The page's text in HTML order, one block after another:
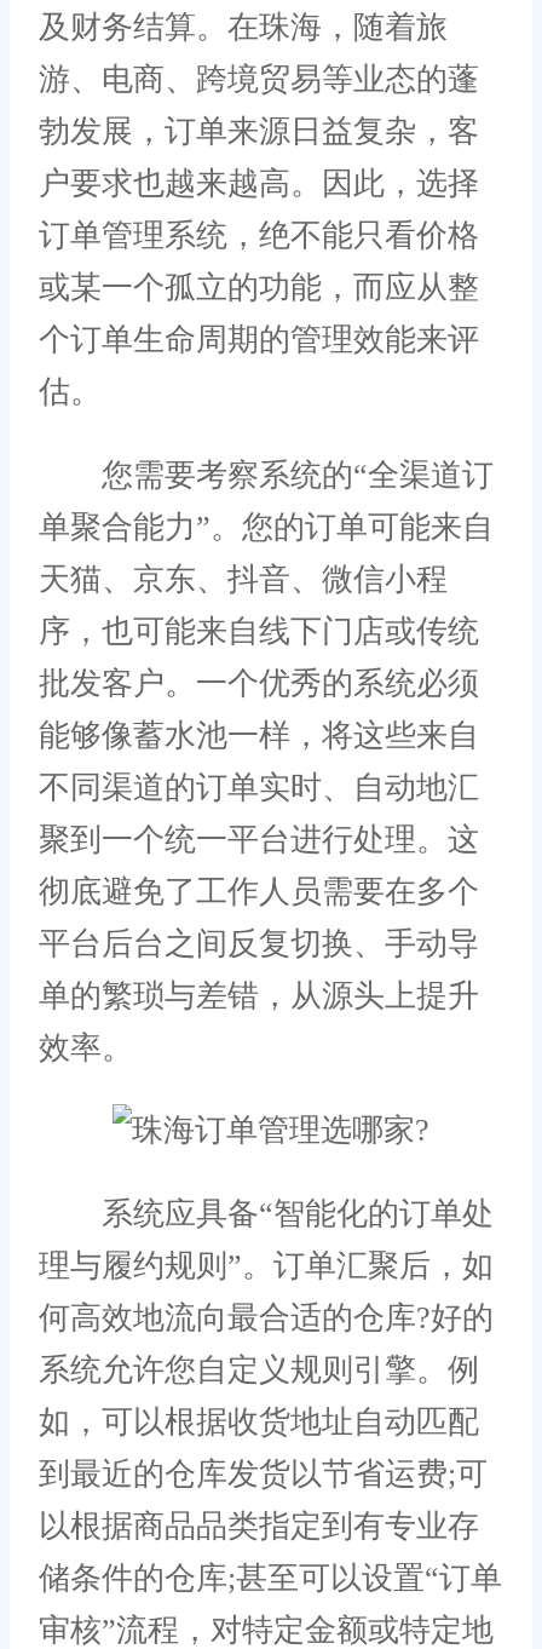
及财务结算。在珠海，随着旅
游、电商、跨境贸易等业态的蓬
勃发展，订单来源日益复杂，客
户要求也越来越高。因此，选择
订单管理系统，绝不能只看价格
或某一个孤立的功能，而应从整
个订单生命周期的管理效能来评
估。
您需要考察系统的“全渠道订
单聚合能力”。您的订单可能来自
天猫、京东、抖音、微信小程
序，也可能来自线下门店或传统
批发客户。一个优秀的系统必须
能够像蓄水池一样，将这些来自
不同渠道的订单实时、自动地汇
聚到一个统一平台进行处理。这
彻底避免了工作人员需要在多个
平台后台之间反复切换、手动导
单的繁琐与差错，从源头上提升
效率。
系统应具备“智能化的订单处
理与履约规则”。订单汇聚后，如
何高效地流向最合适的仓库?好的
系统允许您自定义规则引擎。例
如，可以根据收货地址自动匹配
到最近的仓库发货以节省运费;可
以根据商品品类指定到有专业存
储条件的仓库;甚至可以设置“订单
审核”流程，对特定金额或特定地